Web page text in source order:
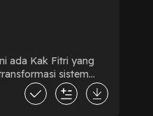
sistem
Tana Dite bersama